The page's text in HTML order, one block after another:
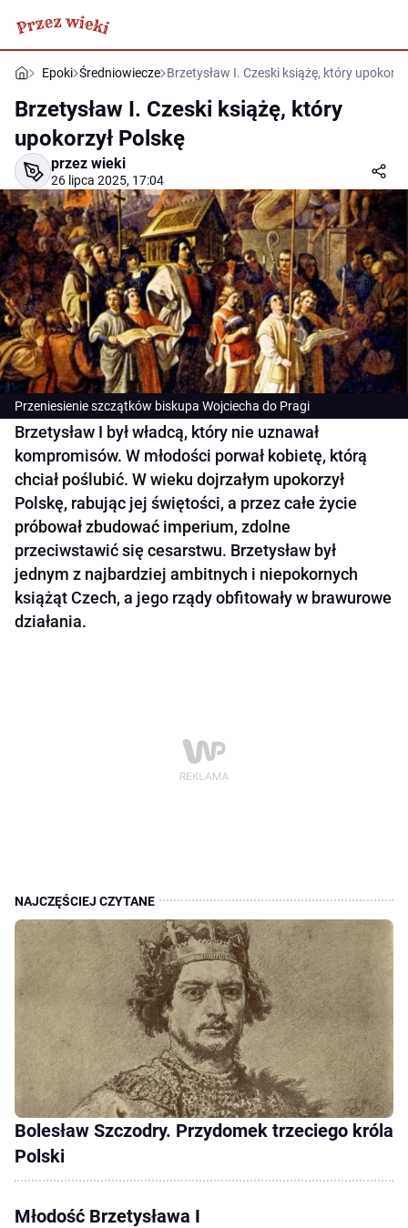
Epoki Średniowiecze Brzetysław I. Czeski książę, który
Brzetysław I. Czeski książę, który
upokorzył Polskę
przez wieki
26 lipca 2025, 17:04
Przeniesienie szczątków biskupa Wojciecha do Pragi
Brzetysław I był władcą, który nie uznawał
kompromisów. W młodości porwał kobietę, którą
chciał poślubić. W wieku dojrzałym upokorzył
Polskę, rabując jej świętości, a przez całe życie
próbował zbudować imperium, zdolne
przeciwstawić się cesarstwu. Brzetysław był
jednym z najbardziej ambitnych i niepokornych
książąt Czech, a jego rządy obfitowały w brawurowe
działania.
Bolesław Szczodry. Przydomek trzeciego króla
Polski
Młodość Brzetysława I